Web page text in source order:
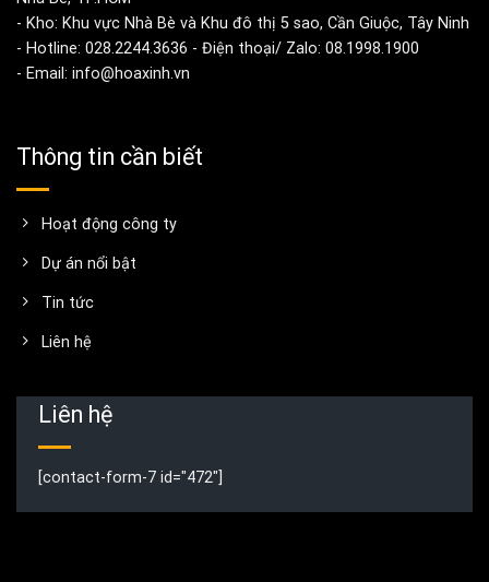
- Kho: Khu vực Nhà Bè và Khu đô thị 5 sao, Cần Giuộc, Tây Ninh
- Hotline: 028.2244.3636 - Điện thoại/ Zalo: 08.1998.1900
- Email: info@hoaxinh.vn
Thông tin cần biết
Hoạt động công ty
Dự án nổi bật
Tin tức
Liên hệ
Liên hệ
[contact-form-7 id="472"]